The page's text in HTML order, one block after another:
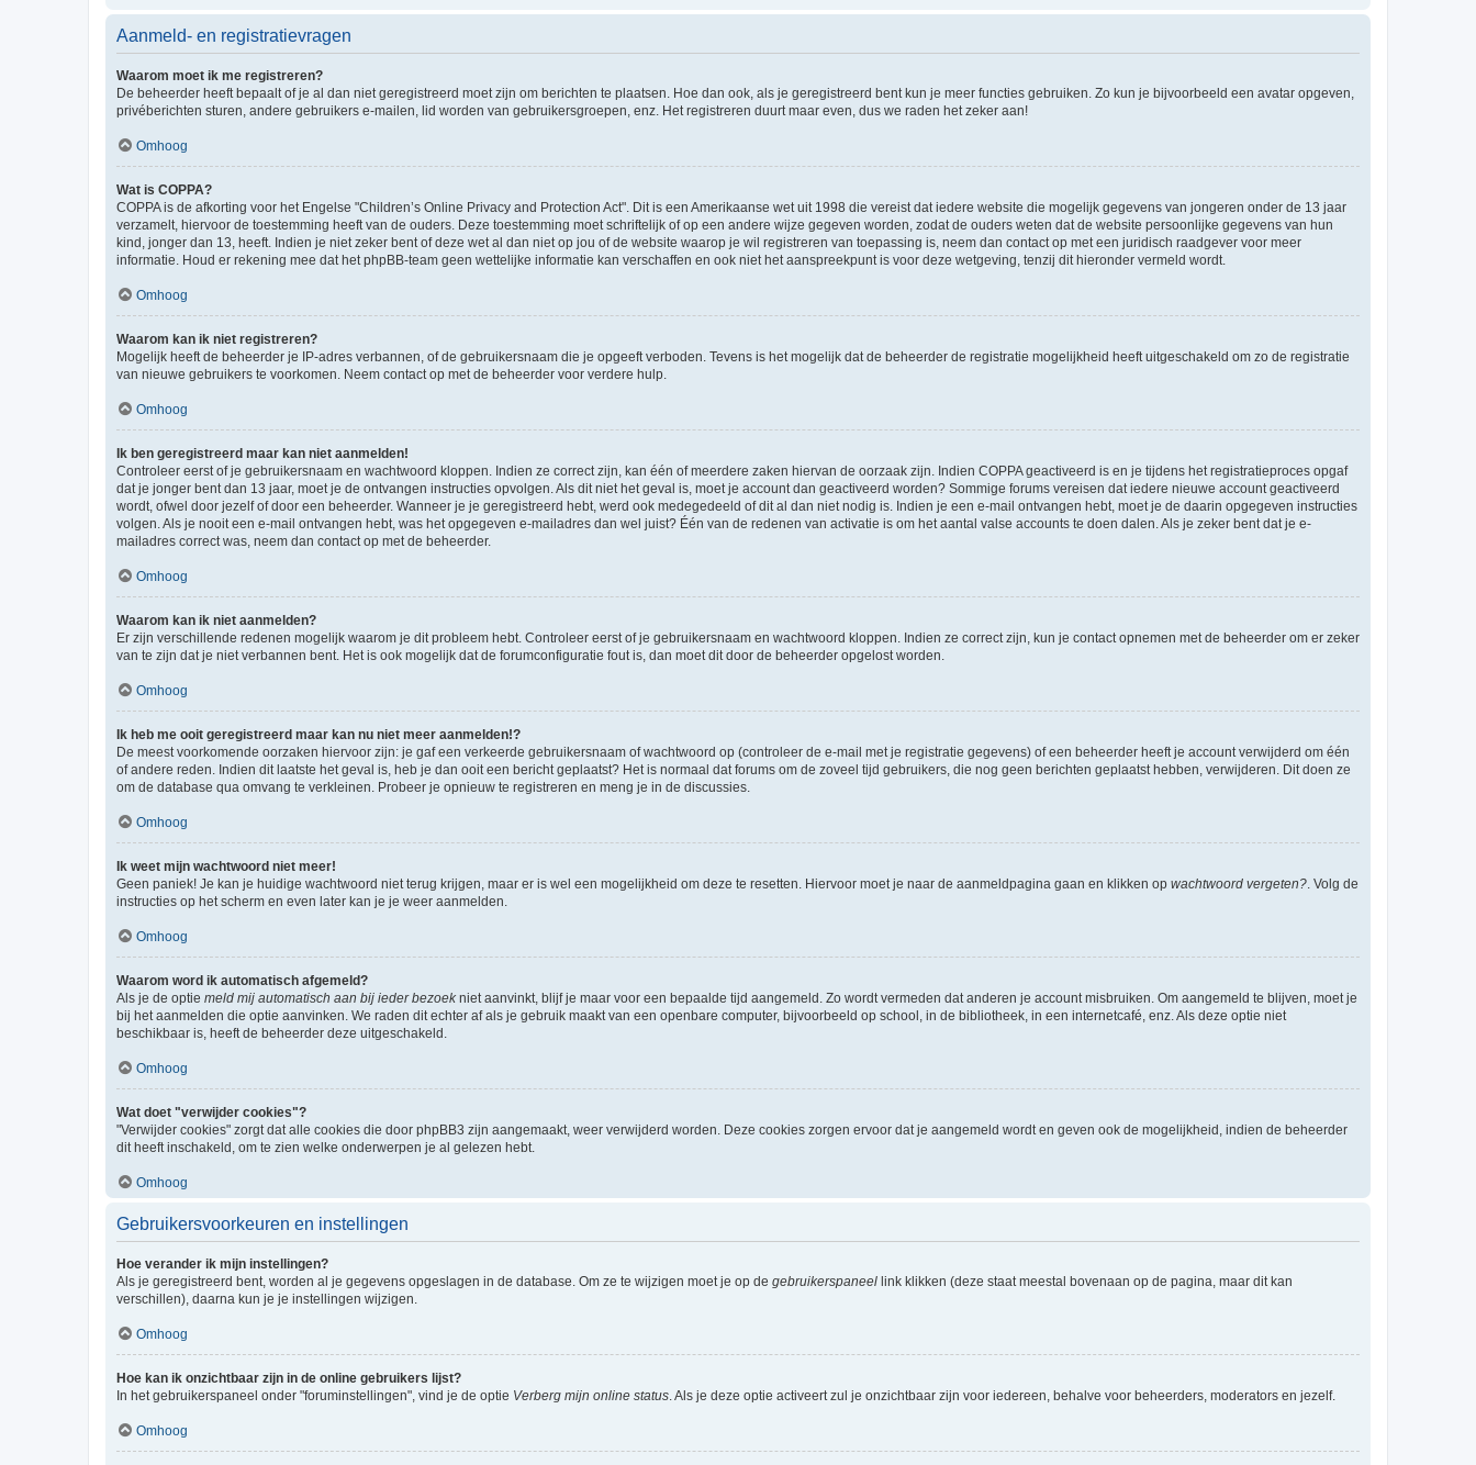
Aanmeld- en registratievragen
Waarom moet ik me registreren?
De beheerder heeft bepaalt of je al dan niet geregistreerd moet zijn om berichten te plaatsen. Hoe dan ook, als je geregistreerd bent kun je meer functies gebruiken. Zo kun je bijvoorbeeld een avatar opgeven,
privéberichten sturen, andere gebruikers e-mailen, lid worden van gebruikersgroepen, enz. Het registreren duurt maar even, dus we raden het zeker aan!
Omhoog
Wat is COPPA?
COPPA is de afkorting voor het Engelse "Children’s Online Privacy and Protection Act". Dit is een Amerikaanse wet uit 1998 die vereist dat iedere website die mogelijk gegevens van jongeren onder de 13 jaar
verzamelt, hiervoor de toestemming heeft van de ouders. Deze toestemming moet schriftelijk of op een andere wijze gegeven worden, zodat de ouders weten dat de website persoonlijke gegevens van hun
kind, jonger dan 13, heeft. Indien je niet zeker bent of deze wet al dan niet op jou of de website waarop je wil registreren van toepassing is, neem dan contact op met een juridisch raadgever voor meer
informatie. Houd er rekening mee dat het phpBB-team geen wettelijke informatie kan verschaffen en ook niet het aanspreekpunt is voor deze wetgeving, tenzij dit hieronder vermeld wordt.
Omhoog
Waarom kan ik niet registreren?
Mogelijk heeft de beheerder je IP-adres verbannen, of de gebruikersnaam die je opgeeft verboden. Tevens is het mogelijk dat de beheerder de registratie mogelijkheid heeft uitgeschakeld om zo de registratie
van nieuwe gebruikers te voorkomen. Neem contact op met de beheerder voor verdere hulp.
Omhoog
Ik ben geregistreerd maar kan niet aanmelden!
Controleer eerst of je gebruikersnaam en wachtwoord kloppen. Indien ze correct zijn, kan één of meerdere zaken hiervan de oorzaak zijn. Indien COPPA geactiveerd is en je tijdens het registratieproces opgaf
dat je jonger bent dan 13 jaar, moet je de ontvangen instructies opvolgen. Als dit niet het geval is, moet je account dan geactiveerd worden? Sommige forums vereisen dat iedere nieuwe account geactiveerd
wordt, ofwel door jezelf of door een beheerder. Wanneer je je geregistreerd hebt, werd ook medegedeeld of dit al dan niet nodig is. Indien je een e-mail ontvangen hebt, moet je de daarin opgegeven instructies
volgen. Als je nooit een e-mail ontvangen hebt, was het opgegeven e-mailadres dan wel juist? Één van de redenen van activatie is om het aantal valse accounts te doen dalen. Als je zeker bent dat je e-
mailadres correct was, neem dan contact op met de beheerder.
Omhoog
Waarom kan ik niet aanmelden?
Er zijn verschillende redenen mogelijk waarom je dit probleem hebt. Controleer eerst of je gebruikersnaam en wachtwoord kloppen. Indien ze correct zijn, kun je contact opnemen met de beheerder om er zeker
van te zijn dat je niet verbannen bent. Het is ook mogelijk dat de forumconfiguratie fout is, dan moet dit door de beheerder opgelost worden.
Omhoog
Ik heb me ooit geregistreerd maar kan nu niet meer aanmelden!?
De meest voorkomende oorzaken hiervoor zijn: je gaf een verkeerde gebruikersnaam of wachtwoord op (controleer de e-mail met je registratie gegevens) of een beheerder heeft je account verwijderd om één
of andere reden. Indien dit laatste het geval is, heb je dan ooit een bericht geplaatst? Het is normaal dat forums om de zoveel tijd gebruikers, die nog geen berichten geplaatst hebben, verwijderen. Dit doen ze
om de database qua omvang te verkleinen. Probeer je opnieuw te registreren en meng je in de discussies.
Omhoog
Ik weet mijn wachtwoord niet meer!
Geen paniek! Je kan je huidige wachtwoord niet terug krijgen, maar er is wel een mogelijkheid om deze te resetten. Hiervoor moet je naar de aanmeldpagina gaan en klikken op wachtwoord vergeten? . Volg de
instructies op het scherm en even later kan je je weer aanmelden.
Omhoog
Waarom word ik automatisch afgemeld?
Als je de optie meld mij automatisch aan bij ieder bezoekniet aanvinkt, blijf je maar voor een bepaalde tijd aangemeld. Zo wordt vermeden dat anderen je account misbruiken. Om aangemeld te blijven, moet je
bij het aanmelden die optie aanvinken. We raden dit echter af als je gebruik maakt van een openbare computer, bijvoorbeeld op school, in de bibliotheek, in een internetcafé, enz. Als deze optie niet
beschikbaar is, heeft de beheerder deze uitgeschakeld.
Omhoog
Wat doet "verwijder cookies"?
"Verwijder cookies" zorgt dat alle cookies die door phpBB3 zijn aangemaakt, weer verwijderd worden. Deze cookies zorgen ervoor dat je aangemeld wordt en geven ook de mogelijkheid, indien de beheerder
dit heeft inschakeld, om te zien welke onderwerpen je al gelezen hebt.
Omhoog
Gebruikersvoorkeuren en instellingen
Hoe verander ik mijn instellingen?
Als je geregistreerd bent, worden al je gegevens opgeslagen in de database. Om ze te wijzigen moet je op de gebruikerspaneel link klikken (deze staat meestal bovenaan op de pagina, maar dit kan
verschillen), daarna kun je je instellingen wijzigen.
Omhoog
Hoe kan ik onzichtbaar zijn in de online gebruikers lijst?
In het gebruikerspaneel onder "foruminstellingen", vind je de optie Verberg mijn online status . Als je deze optie activeert zul je onzichtbaar zijn voor iedereen, behalve voor beheerders, moderators en jezelf.
Omhoog